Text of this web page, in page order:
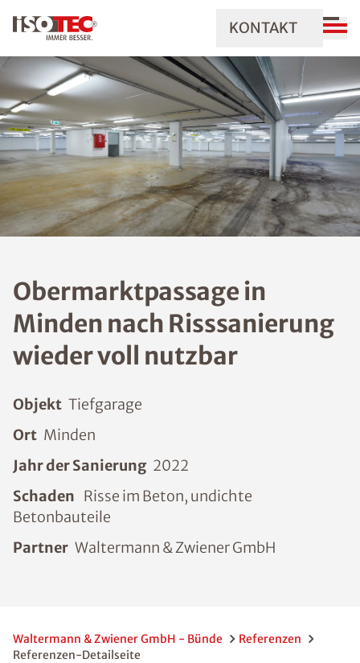
KONTAKT
Obermarktpassage in
Minden nach Risssanierung
wieder voll nutzbar
Objekt Tiefgarage
Ort Minden
Jahr der Sanierung 2022
Schaden Risse im Beton, undichte
Betonbauteile
Partner Waltermann & Zwiener GmbH
Waltermann & Zwiener GmbH - Bünde
Referenzen
Referenzen-Detailseite